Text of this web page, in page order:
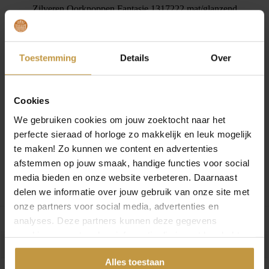
Toestemming Details Over
Cookies
We gebruiken cookies om jouw zoektocht naar het
perfecte sieraad of horloge zo makkelijk en leuk mogelijk
te maken! Zo kunnen we content en advertenties
afstemmen op jouw smaak, handige functies voor social
media bieden en onze website verbeteren. Daarnaast
delen we informatie over jouw gebruik van onze site met
onze partners voor social media, advertenties en
analyses. Deze partners kunnen deze gegevens
gedeeld of die ze hebben verzameld via jouw gebruik van
Alles toestaan
Zilveren Oorknoppen Fantasie 1317222 mat/glanzend
Deze oorknoppen 1317222 zijn van echt zilver (925). De fantasie
oorknoppen zijn deels mat en deels glanzend afgewerkt.
iedere outfit.
Bewerking: Glanzend/Mat
Vorm: Fantasie
Breedte(mm): 10
Hoogte(mm): 13
Bestelnummer: 1317222
Specificaties
Merk Huiscollectie
Materiaal Zilver